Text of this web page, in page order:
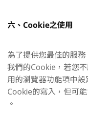
六、Cookie之使用
為了提供您最佳的服
我們的Cookie，若您
用的瀏覽器功能項中
Cookie的寫入，但可
。